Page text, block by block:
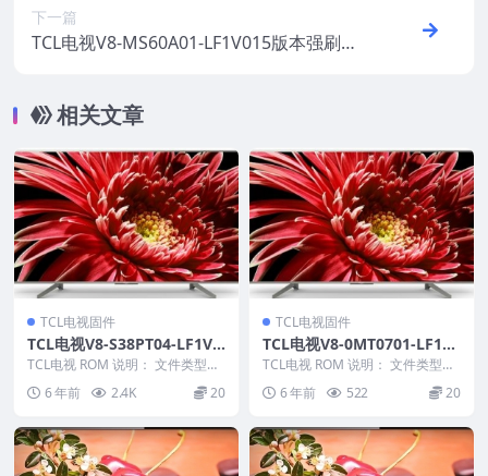
下一篇
TCL电视V8-MS60A01-LF1V015版本强刷电
相关文章
TCL电视固件
TCL电视V8-S38PT04-LF1V0
25版本强刷电视固件包下载
TCL电视 ROM 说明： 文件类型：
bin 适用机芯：V8-S38PT04-L...
6 年前 2.4K 20
TCL电视固件
TCL电视V8-0MT0701-LF1V0
24版本强刷电视固件包下载
TCL电视 ROM 说明： 文件类型：
pkg 适用机芯：MT07 适用机型：
A8...6 年前 522 20